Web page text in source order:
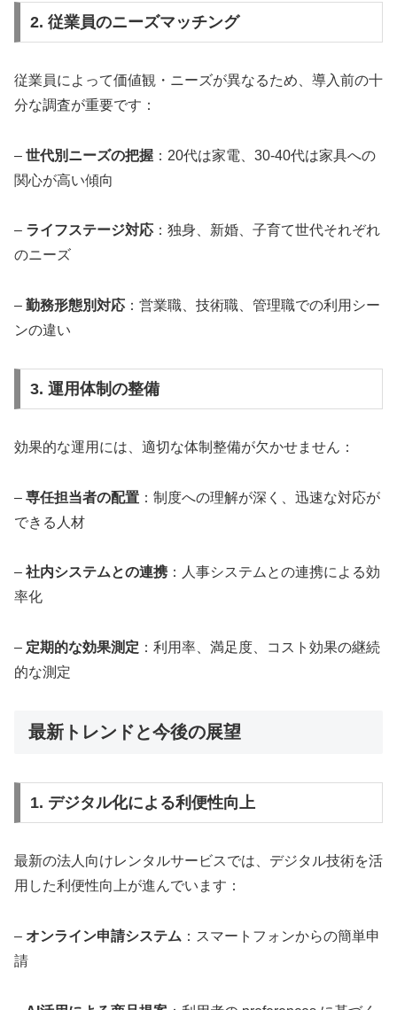
2. 従業員のニーズマッチング
従業員によって価値観・ニーズが異なるため、導入前の十
分な調査が重要です：
– 世代別ニーズの把握 ：20代は家電、30-40代は家具への
関心が高い傾向
– ライフステージ対応 ：独身、新婚、子育て世代それぞれ
のニーズ
– 勤務形態別対応 ：営業職、技術職、管理職での利用シー
ンの違い
3. 運用体制の整備
効果的な運用には、適切な体制整備が欠かせません：
– 専任担当者の配置 ：制度への理解が深く、迅速な対応が
できる人材
– 社内システムとの連携 ：人事システムとの連携による効
率化
– 定期的な効果測定 ：利用率、満足度、コスト効果の継続
的な測定
最新トレンドと今後の展望
1. デジタル化による利便性向上
最新の法人向けレンタルサービスでは、デジタル技術を活
用した利便性向上が進んでいます：
– オンライン申請システム ：スマートフォンからの簡単申
請